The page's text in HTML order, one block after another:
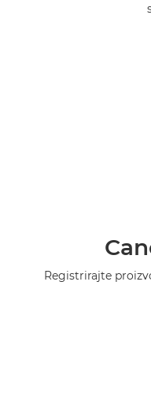
Registrirajte